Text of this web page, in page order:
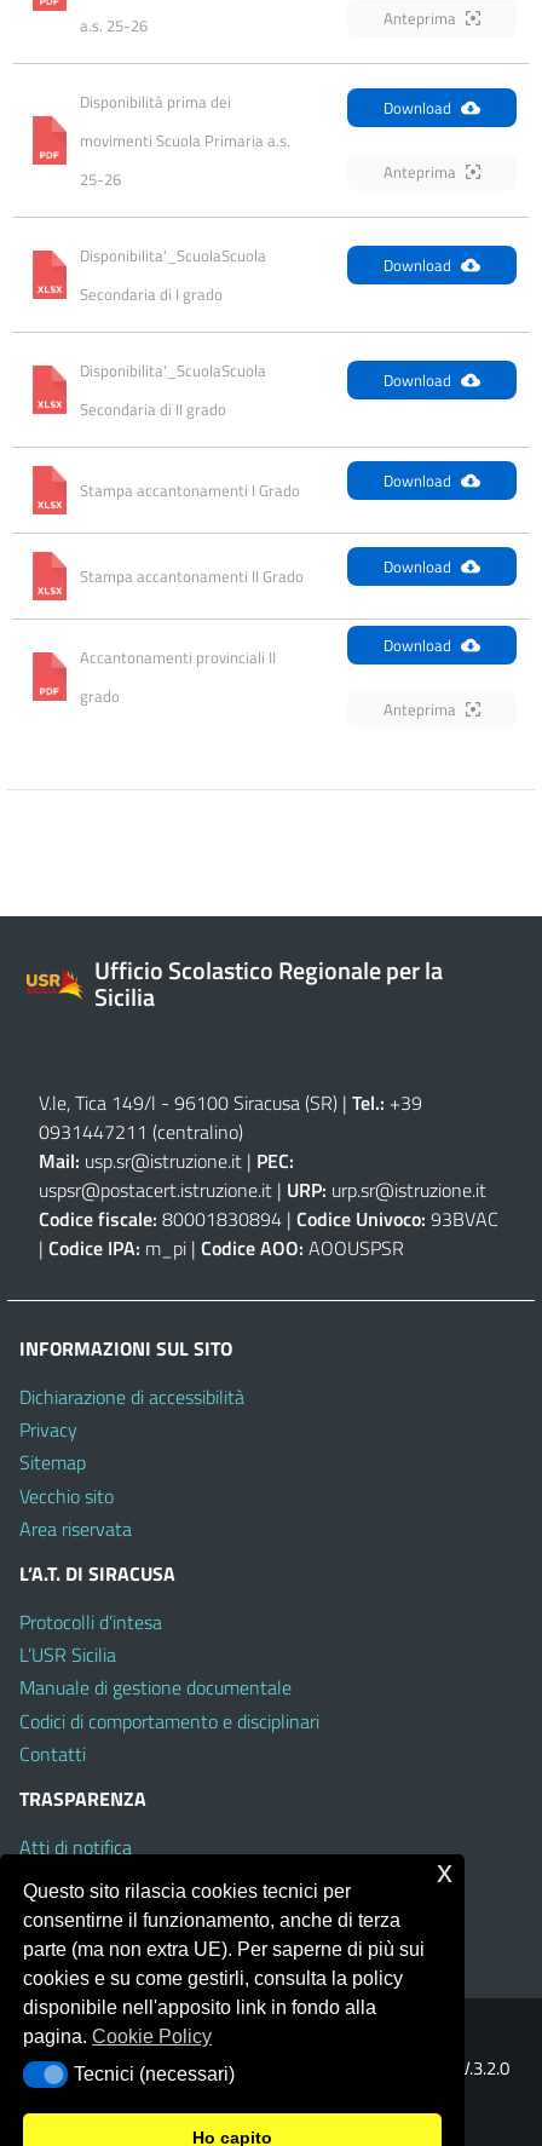
a.s. 25-26
Anteprima
Disponibilità prima dei
movimenti Scuola Primaria a.s.
25-26
Download
Anteprima
Disponibilita'_ScuolaScuola
Secondaria di I grado
Download
Disponibilita'_ScuolaScuola
Secondaria di II grado
Download
Stampa accantonamenti I Grado Download
Stampa accantonamenti II Grado Download
Accantonamenti provinciali II
grado
Download
Anteprima
Ufficio Scolastico Regionale per la
Sicilia
V.le, Tica 149/l - 96100 Siracusa (SR) | Tel.: +39
0931447211 (centralino)
Mail: usp.sr@istruzione.it | PEC:
uspsr@postacert.istruzione.it | URP: urp.sr@istruzione.it
Codice fiscale: 80001830894 | Codice Univoco: 93BVAC
| Codice IPA: m_pi | Codice AOO: AOOUSPSR
INFORMAZIONI SUL SITO
Dichiarazione di accessibilità
Privacy
Sitemap
Vecchio sito
Area riservata
L’A.T. DI SIRACUSA
Protocolli d’intesa
L’USR Sicilia
Manuale di gestione documentale
Codici di comportamento e disciplinari
Contatti
TRASPARENZA
Atti di notifica
Albo on line
Amministrazione Trasparente
Obiettivi di Accessibilità
Portale realizzato con la piattaforma
Template Italia configurato sul tema accessibile
V.3.2.0
(Mizar)
Questo sito rilascia cookies tecnici per
consentirne il funzionamento, anche di terza
parte (ma non extra UE). Per saperne di più sui
cookies e su come gestirli, consulta la policy
disponibile nell'apposito link in fondo alla
pagina.Cookie Policy
Tecnici (necessari)
Tecnici (necessari)
Ho capito
x